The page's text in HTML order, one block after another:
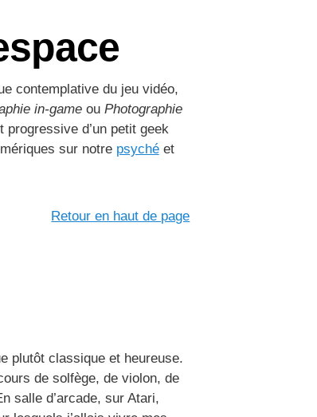
contemplative du jeu vidéo,
in-gameou Photographie
d’un petit geek
sur notre psychéet
Retour en haut de page
plutôt classique et heureuse.
de solfège, de violon, de
salle d’arcade, sur Atari,